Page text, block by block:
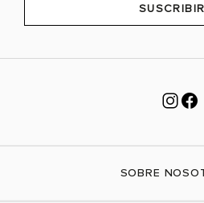
SOBRE